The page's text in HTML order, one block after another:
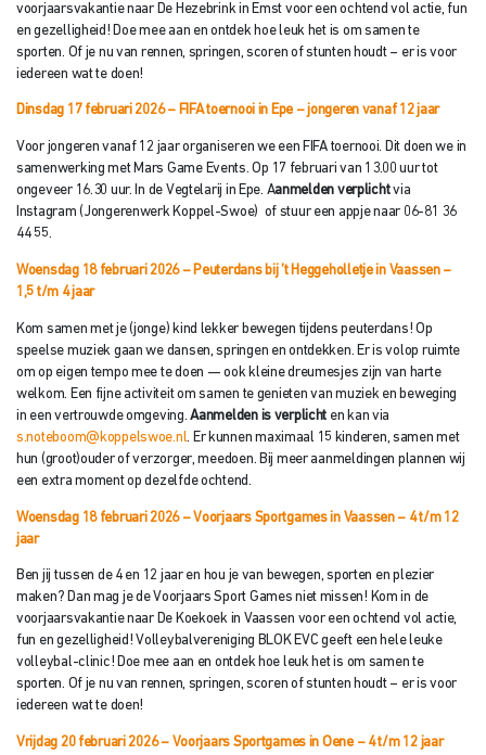
voorjaarsvakantie naar De Hezebrink in Emst voor een ochtend vol actie, fun
en gezelligheid! Doe mee aan en ontdek hoe leuk het is om samen te
sporten. Of je nu van rennen, springen, scoren of stunten houdt – er is voor
iedereen wat te doen!
Dinsdag 17 februari 2026 – FIFA toernooi in Epe – jongeren vanaf 12 jaar
Voor jongeren vanaf 12 jaar organiseren we een FIFA toernooi. Dit doen we in
samenwerking met Mars Game Events. Op 17 februari van 13.00 uur tot
ongeveer 16.30 uur. In de Vegtelarij in Epe. Aanmelden verplichtvia
Instagram (Jongerenwerk Koppel-Swoe) of stuur een appje naar 06-81 36
44 55.
Woensdag 18 februari 2026 – Peuterdans bij ’t Heggeholletje in Vaassen –
1,5 t/m 4 jaar
Kom samen met je (jonge) kind lekker bewegen tijdens peuterdans! Op
speelse muziek gaan we dansen, springen en ontdekken. Er is volop ruimte
om op eigen tempo mee te doen — ook kleine dreumesjes zijn van harte
welkom. Een fijne activiteit om samen te genieten van muziek en beweging
in een vertrouwde omgeving.Aanmelden is verplicht en kan via
s.noteboom@koppelswoe.nl. Er kunnen maximaal 15 kinderen, samen met
hun (groot)ouder of verzorger, meedoen. Bij meer aanmeldingen plannen wij
een extra moment op dezelfde ochtend.
Woensdag 18 februari 2026 – Voorjaars Sportgames in Vaassen – 4 t/m 12
jaar
Ben jij tussen de 4 en 12 jaar en hou je van bewegen, sporten en plezier
maken? Dan mag je de Voorjaars Sport Games niet missen! Kom in de
voorjaarsvakantie naar De Koekoek in Vaassen voor een ochtend vol actie,
fun en gezelligheid! Volleybalvereniging BLOK EVC geeft een hele leuke
volleybal-clinic! Doe mee aan en ontdek hoe leuk het is om samen te
sporten. Of je nu van rennen, springen, scoren of stunten houdt – er is voor
iedereen wat te doen!
Vrijdag 20 februari 2026 – Voorjaars Sportgames in Oene – 4 t/m 12 jaar